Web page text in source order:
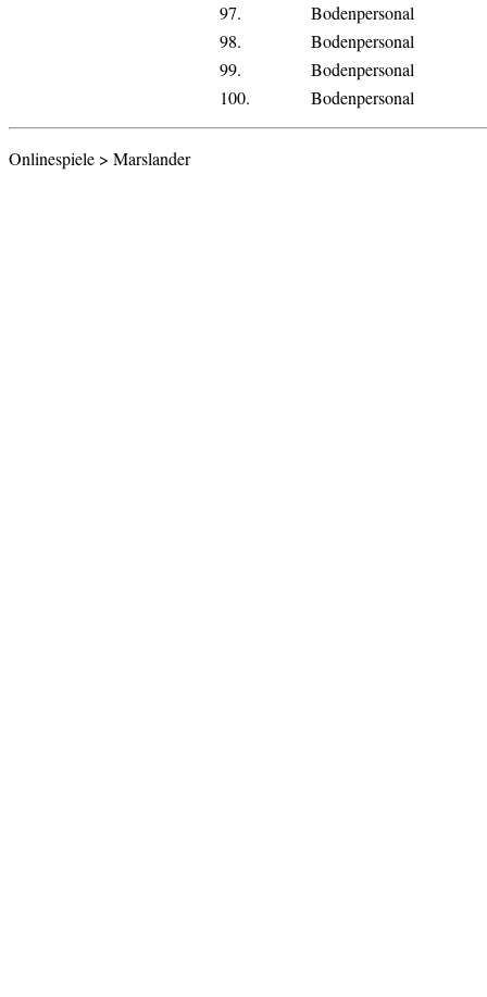
97.
Bodenpersonal
98.
Bodenpersonal
99.
Bodenpersonal
100.
Bodenpersonal
Onlinespiele > Marslander